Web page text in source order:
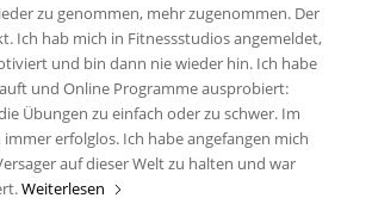
zu genommen, mehr zugenommen. Der
Ich hab mich in Fitnessstudios angemeldet,
und bin dann nie wieder hin. Ich habe
und Online Programme ausprobiert:
Übungen zu einfach oder zu schwer. Im
erfolglos. Ich habe angefangen mich
auf dieser Welt zu halten und war
Weiterlesen